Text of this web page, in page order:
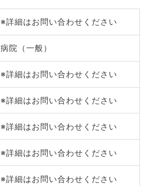
※詳細はお問い合わせください
病院（一般）
※詳細はお問い合わせください
※詳細はお問い合わせください
※詳細はお問い合わせください
※詳細はお問い合わせください
※詳細はお問い合わせください